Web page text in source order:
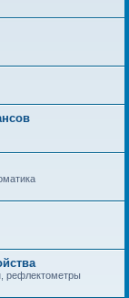
рефлектометры